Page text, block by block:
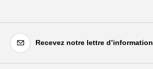
Recevez notre lettre d’information